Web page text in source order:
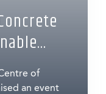
of
an event